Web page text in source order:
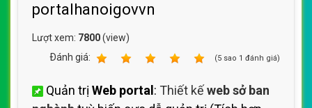
portalhanoigovvn
Lượt xem: 7800(view)
Ðánh giá:
(5 sao 1 đánh giá)
Quản trị Web portal : Thiết kếweb sở ban